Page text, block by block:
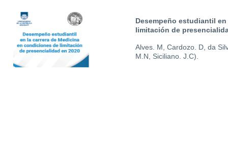
Desempeño estudiantil
limitación de
Alves. M, Cardozo. D, da
M.N, Siciliano. J.C).